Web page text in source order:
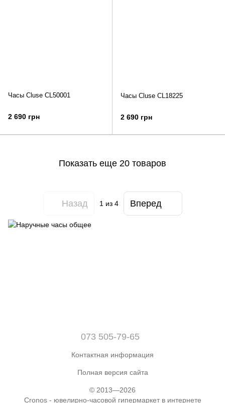
Часы Cluse CL50001
2 690 грн
Часы Cluse CL18225
2 690 грн
Показать еще 20 товаров
Назад 1из 4 Вперед
073 505-79-65
Контактная информация
Полная версия сайта
© 2013—2026
Cronos - ювелирно-часовой гипермаркет в интернете